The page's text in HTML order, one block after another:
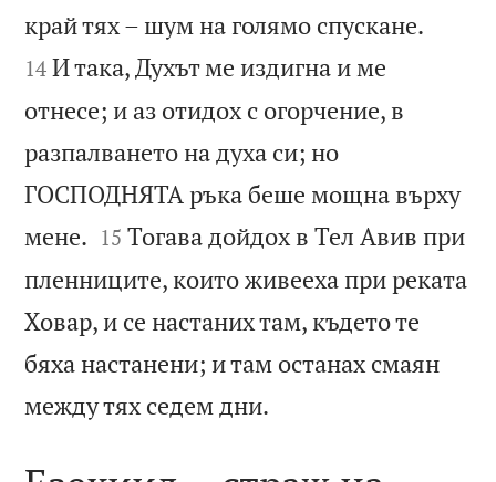
край тях – шум на голямо спускане.
14 И така, Духът ме издигна и ме
отнесе; и аз отидох с огорчение, в
разпалването на духа си; но
ГОСПОДНЯТА ръка беше мощна върху
мене. 

15 Тогава дойдох в Тел Авив при
пленниците, които живееха при реката
Ховар, и се настаних там, където те
бяха настанени; и там останах смаян
между тях седем дни.